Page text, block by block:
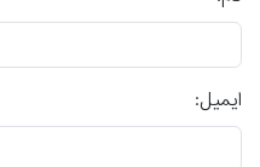
ایمیل: